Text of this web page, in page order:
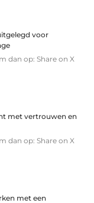
voor
dan op: Share on X
met vertrouwen en
dan op: Share on X
met een